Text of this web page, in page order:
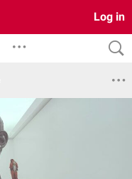
Log in